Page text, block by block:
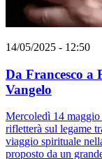
14/05/2025 - 12:50
Da Francesco a
Vangelo
Mercoledì 14
rifletterà sul legame
viaggio spirituale
proposto da un